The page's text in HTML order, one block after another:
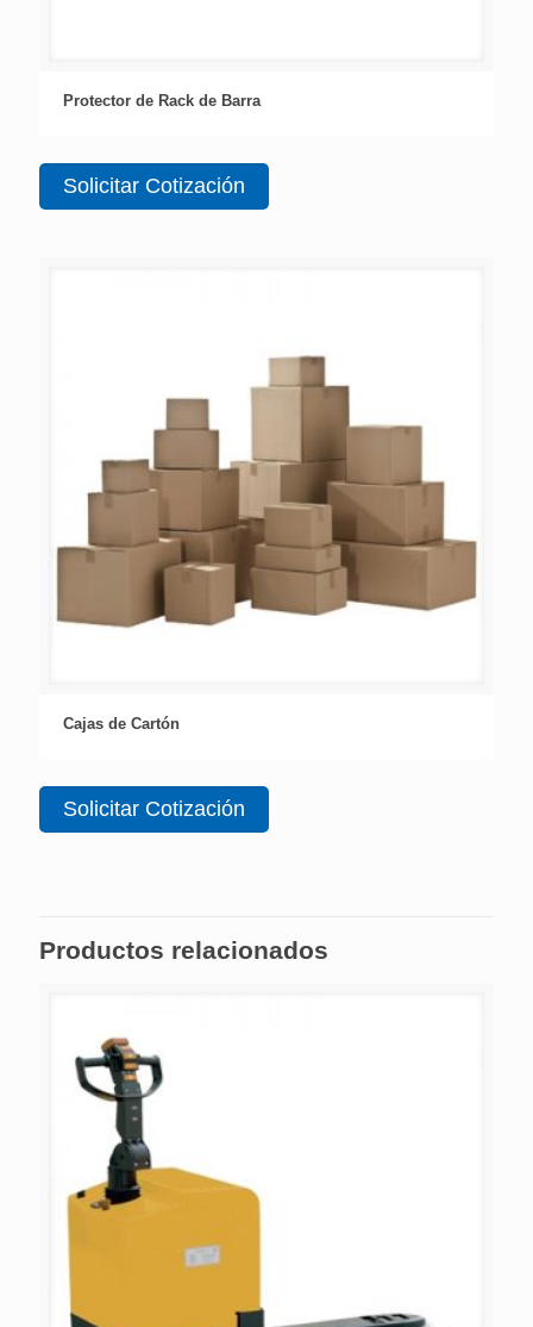
Protector de Rack de Barra
Solicitar Cotización
Cajas de Cartón
Solicitar Cotización
Productos relacionados